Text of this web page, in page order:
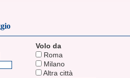
Volo da
Roma
Milano
Altra città